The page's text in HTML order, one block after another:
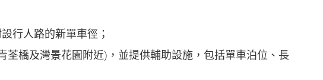
行人路的新單車徑；
荃橋及灣景花園附近)，並提供輔助設施，包括單車泊位、長